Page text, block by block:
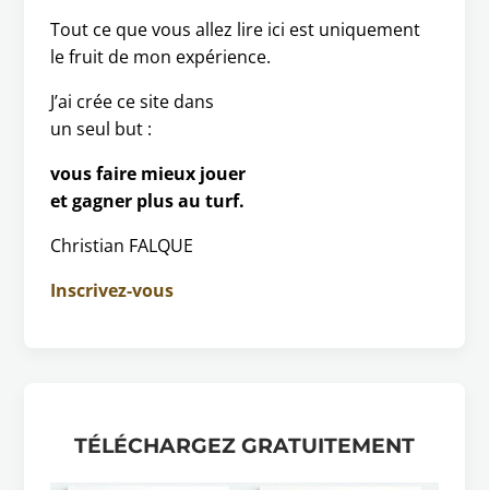
Tout ce que vous allez lire ici est uniquement
le fruit de mon expérience.
J’ai crée ce site dans
un seul but :
vous faire mieux jouer
et gagner plus au turf.
Christian FALQUE
Inscrivez-vous
TÉLÉCHARGEZ GRATUITEMENT